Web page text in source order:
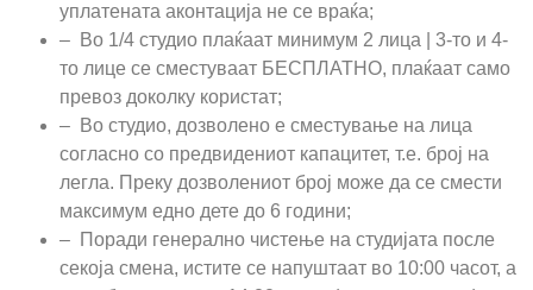
уплатената аконтација не се враќа;
– Во 1/4 студио плаќаат минимум 2 лица | 3-то и 4-
то лице се сместуваат БЕСПЛАТНО, плаќаат само
превоз доколку користат;
– Во студио, дозволено е сместување на лица
согласно со предвидениот капацитет, т.е. број на
легла. Преку дозволениот број може да се смести
максимум едно дете до 6 години;
– Поради генерално чистење на студијата после
секоја смена, истите се напуштаат во 10:00 часот, а